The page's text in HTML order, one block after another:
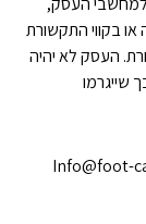
בקווי התקשורת
העסק לא יהיה
שייגרמו